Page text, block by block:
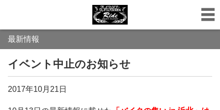
最新情報
イベント中止のお知らせ
2017年10月21日